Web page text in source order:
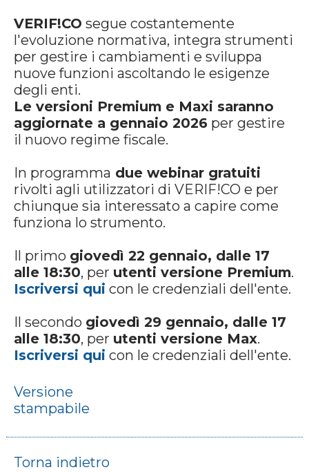
VERIF!CO segue costantemente
l'evoluzione normativa, integra strumenti
per gestire i cambiamenti e sviluppa
nuove funzioni ascoltando le esigenze
degli enti.
Le versioni Premium e Maxi saranno
aggiornate a gennaio 2026 per gestire
il nuovo regime fiscale.
In programma due webinar gratuiti
rivolti agli utilizzatori di VERIF!CO e per
chiunque sia interessato a capire come
funziona lo strumento.
Il primo giovedì 22 gennaio, dalle 17
alle 18:30, per utenti versione Premium.
Iscriversi qui con le credenziali dell'ente.
Il secondo giovedì 29 gennaio, dalle 17
alle 18:30, per utenti versione Max.
Iscriversi qui con le credenziali dell'ente.
Versione
stampabile
Torna indietro